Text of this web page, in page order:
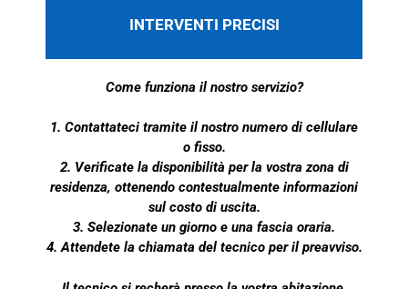
INTERVENTI PRECISI
Come funziona il nostro servizio?
1. Contattateci tramite il nostro numero di cellulare
o fisso.
2. Verificate la disponibilità per la vostra zona di
residenza, ottenendo contestualmente informazioni
sul costo di uscita.
3. Selezionate un giorno e una fascia oraria.
4. Attendete la chiamata del tecnico per il preavviso.